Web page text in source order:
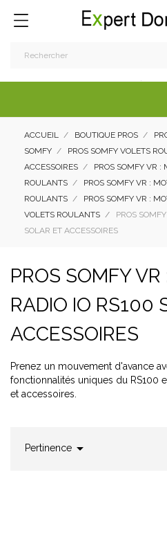
ACCUEIL BOUTIQUE PROS
SOMFY
PROS SOMFY VOLETS
ACCESSOIRES
PROS SOMFY VR :
ROULANTS
PROS SOMFY VR :
ROULANTS
PROS SOMFY VR :
VOLETS ROULANTS
PROS
SOLAR ET ACCESSOIRES
PROS SOMFY
RADIO IO RS100
ACCESSOIRES
Prenez un mouvement d'avance
fonctionnalités uniques du RS100
et accessoires.
Pertinence 